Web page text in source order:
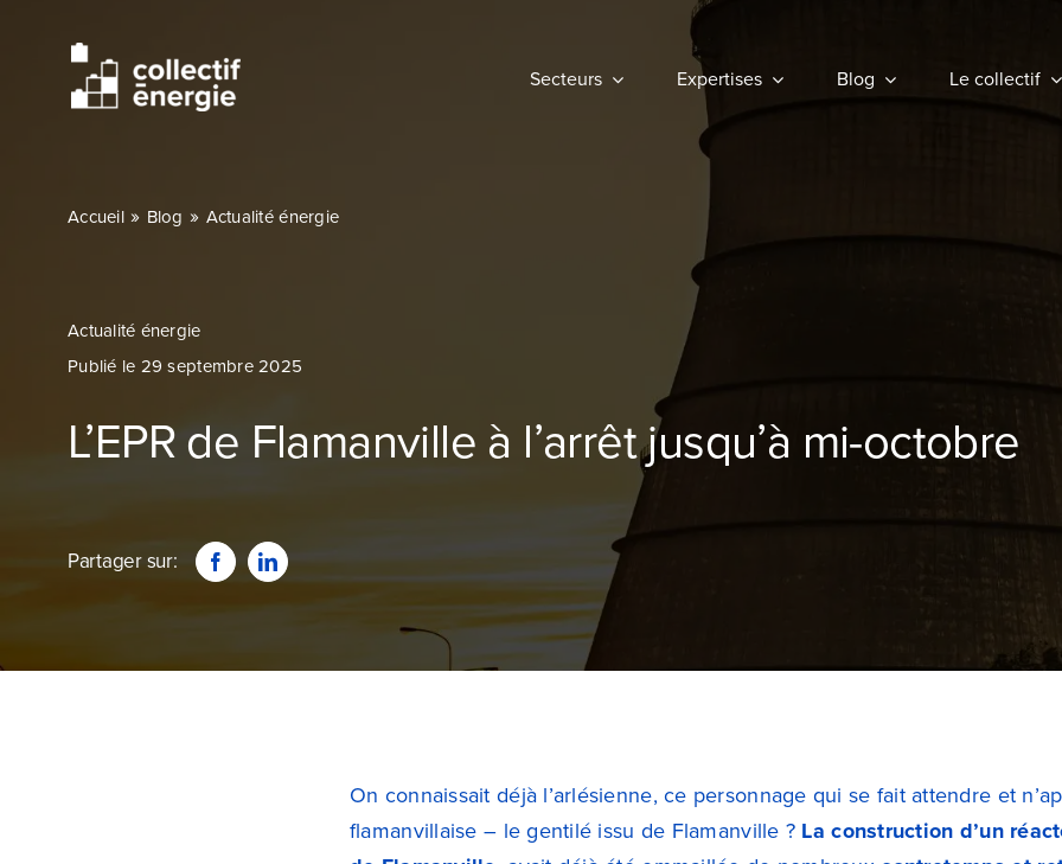
contenu
Secteurs Expertises Blog Le collectif
Secteurs Expertises Blog Le collectif
Accueil» Blog » Actualité énergie
Actualité énergie
Publié le 29 septembre 2025
L’EPR de Flamanville à l’arrêt jusqu’à mi-octobre
Partager sur:
On connaissait déjà l’arlésienne, ce personnage qui se fait attendre et
flamanvillaise – le gentilé issu de Flamanville ? La construction d’un